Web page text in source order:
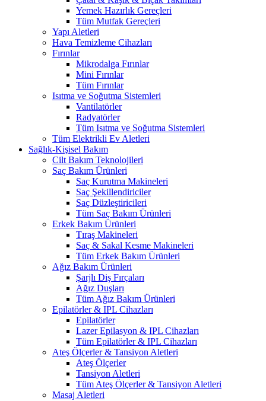
Yemek Hazırlık Gereçleri
Tüm Mutfak Gereçleri
Yapı Aletleri
Hava Temizleme Cihazları
Fırınlar
Mikrodalga Fırınlar
Mini Fırınlar
Tüm Fırınlar
Isıtma ve Soğutma Sistemleri
Vantilatörler
Radyatörler
Tüm Isıtma ve Soğutma Sistemleri
Tüm Elektrikli Ev Aletleri
Sağlık-Kişisel Bakım
Cilt Bakım Teknolojileri
Saç Bakım Ürünleri
Saç Kurutma Makineleri
Saç Şekillendiriciler
Saç Düzleştiricileri
Tüm Saç Bakım Ürünleri
Erkek Bakım Ürünleri
Tıraş Makineleri
Saç & Sakal Kesme Makineleri
Tüm Erkek Bakım Ürünleri
Ağız Bakım Ürünleri
Şarjlı Diş Fırçaları
Ağız Duşları
Tüm Ağız Bakım Ürünleri
Epilatörler & IPL Cihazları
Epilatörler
Lazer Epilasyon & IPL Cihazları
Tüm Epilatörler & IPL Cihazları
Ateş Ölçerler & Tansiyon Aletleri
Ateş Ölçerler
Tansiyon Aletleri
Tüm Ateş Ölçerler & Tansiyon Aletleri
Masaj Aletleri